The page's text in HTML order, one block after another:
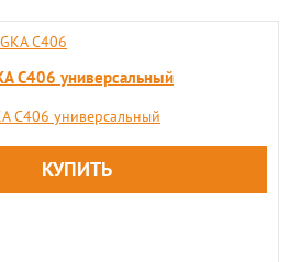
C406 универсальный
C406 универсальный